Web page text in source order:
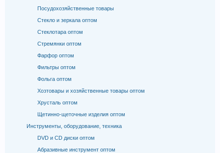
Посудохозяйственные товары
Стекло и зеркала оптом
Стеклотара оптом
Стремянки оптом
Фарфор оптом
Фильтры оптом
Фольга оптом
Хозтовары и хозяйственные товары оптом
Хрусталь оптом
Щетинно-щеточные изделия оптом
Инструменты, оборудование, техника
DVD и CD диски оптом
Абразивные инструмент оптом